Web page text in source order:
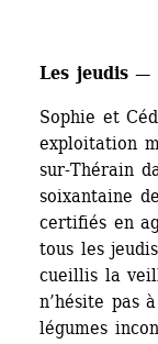
Les jeudis —
Sophie et
exploitation
sur-Thérain
soixantaine
certifiés en
tous les
cueillis la
n’hésite pas
légumes